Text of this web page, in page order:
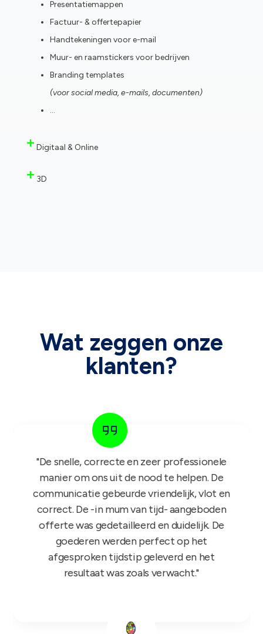
Presentatiemappen
Factuur- & offertepapier
Handtekeningen voor e-mail
Muur- en raamstickers voor bedrijven
Branding templates
(voor social media, e-mails, documenten)
…
Digitaal & Online
3D
Wat zeggen onze
klanten?
Product Manager bij Zambon
"Het GIFT FOR KIDS project is een succes in
de roos! Onze reps zijn er nu sinds maandag
mee aan de slag en niets dan lovende
feedback dus nogmaals bedankt!"